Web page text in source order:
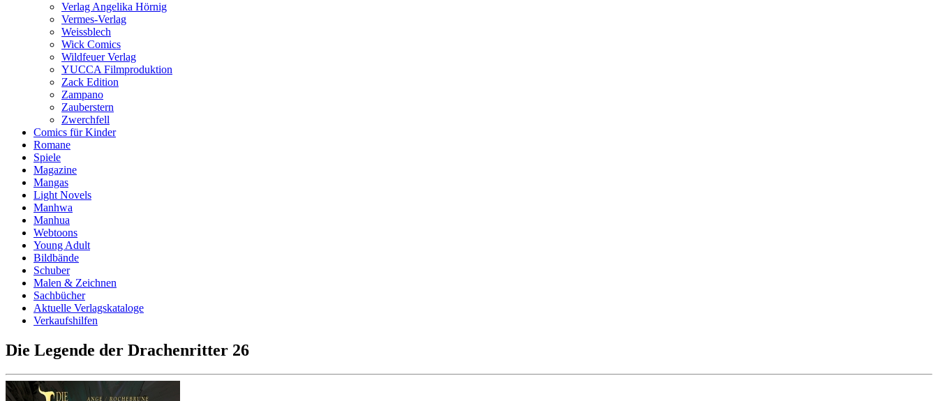
Verlag Angelika Hörnig
Vermes-Verlag
Weissblech
Wick Comics
Wildfeuer Verlag
YUCCA Filmproduktion
Zack Edition
Zampano
Zauberstern
Zwerchfell
Comics für Kinder
Romane
Spiele
Magazine
Mangas
Light Novels
Manhwa
Manhua
Webtoons
Young Adult
Bildbände
Schuber
Malen & Zeichnen
Sachbücher
Aktuelle Verlagskataloge
Verkaufshilfen
Die Legende der Drachenritter 26